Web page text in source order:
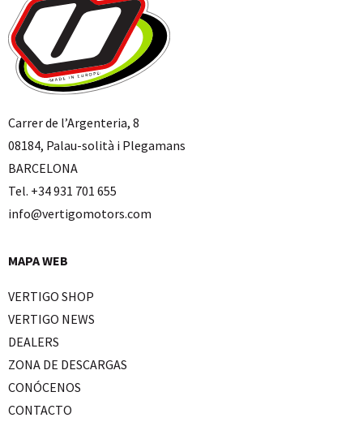
Carrer de l’Argenteria, 8
08184, Palau-solità i Plegamans
BARCELONA
Tel. +34 931 701 655
info@vertigomotors.com
MAPA WEB
VERTIGO SHOP
VERTIGO NEWS
DEALERS
ZONA DE DESCARGAS
CONÓCENOS
CONTACTO